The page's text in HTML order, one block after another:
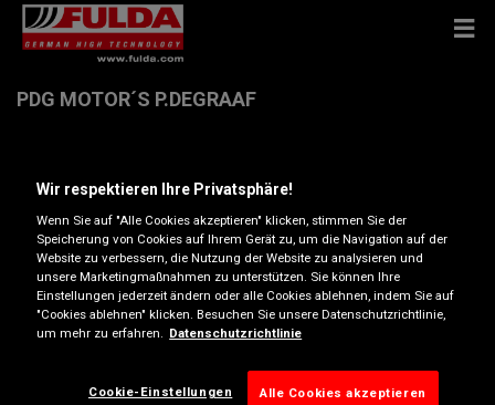
PDG MOTOR´S P.DEGRAAF
Anfahrtsbeschreibung
pdegraaf@bluewin.ch
Öffnungszeiten
08:00
17:30
Wir respektieren Ihre Privatsphäre!
Wenn Sie auf "Alle Cookies akzeptieren" klicken, stimmen Sie der
Speicherung von Cookies auf Ihrem Gerät zu, um die Navigation auf der
Website zu verbessern, die Nutzung der Website zu analysieren und
unsere Marketingmaßnahmen zu unterstützen. Sie können Ihre
Einstellungen jederzeit ändern oder alle Cookies ablehnen, indem Sie auf
"Cookies ablehnen" klicken. Besuchen Sie unsere Datenschutzrichtlinie,
um mehr zu erfahren. Datenschutzrichtlinie
Cookie-Einstellungen Alle Cookies akzeptieren